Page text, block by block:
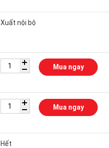
Xuất nội bộ
Mua ngay
Mua ngay
Hết